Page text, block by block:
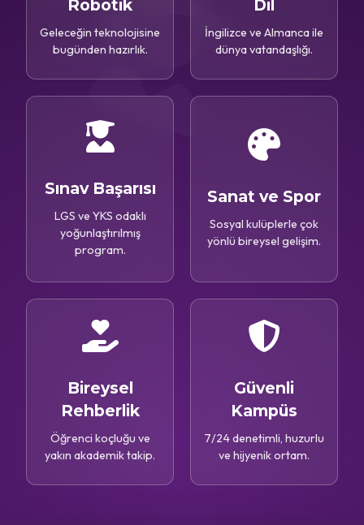
Robotik
Geleceğin teknolojisine
bugünden hazırlık.
Dil
İngilizce ve Almanca ile
dünya vatandaşlığı.
Sınav Başarısı
LGS ve YKS odaklı
yoğunlaştırılmış
program.
Sanat ve Spor
Sosyal kulüplerle çok
yönlü bireysel gelişim.
Bireysel
Rehberlik
Öğrenci koçluğu ve
yakın akademik takip.
Güvenli
Kampüs
7/24 denetimli, huzurlu
ve hijyenik ortam.